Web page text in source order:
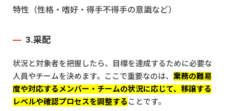
特性（性格・嗜好・得手不得手の意識など）
3.采配
状況と対象者を把握したら、目標を達成するために必要な
人員やチームを決めます。ここで重要なのは、 業務の難易
度や対応するメンバー・チームの状況に応じて、移譲する
レベルや確認プロセスを調整する ことです。